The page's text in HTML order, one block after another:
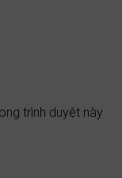
trình duyệt này